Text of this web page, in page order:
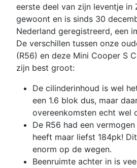
eerste deel van zijn leventje in
gewoont en is sinds 30
Nederland geregistreerd, een
De verschillen tussen onze
(R56) en deze Mini Cooper S
zijn best groot:
De cilinderinhoud is wel
een 1.6 blok dus, maar
overeenkomsten echt wel
De R56 had een
heeft maar liefst 184pk!
enorm op de wegen.
Beenruimte achter in is